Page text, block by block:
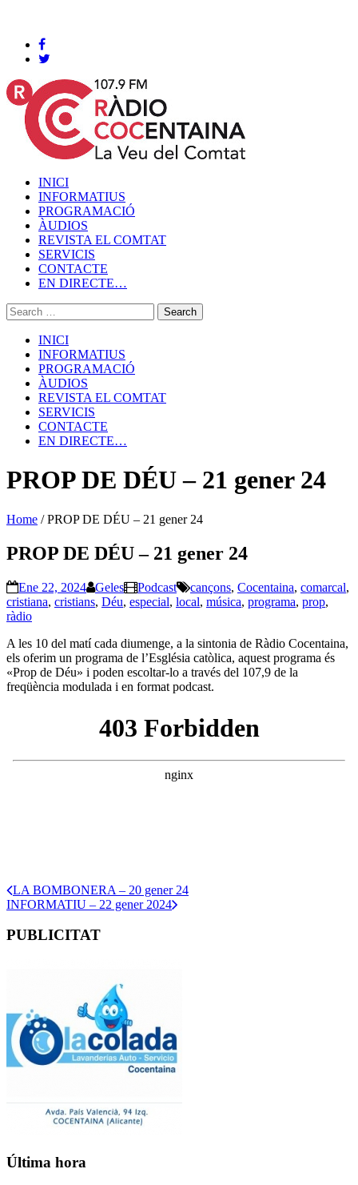
INICI
INFORMATIUS
PROGRAMACIÓ
ÀUDIOS
REVISTA EL COMTAT
SERVICIS
CONTACTE
EN DIRECTE…
INICI
INFORMATIUS
PROGRAMACIÓ
ÀUDIOS
REVISTA EL COMTAT
SERVICIS
CONTACTE
EN DIRECTE…
PROP DE DÉU – 21 gener 24
Home /PROP DE DÉU – 21 gener 24
PROP DE DÉU – 21 gener 24
Ene 22, 2024 Geles Podcast cançons, Cocentaina, comarcal,
cristiana, cristians, Déu, especial, local, música, programa, prop,
ràdio
A les 10 del matí cada diumenge, a la sintonia de Ràdio Cocentaina,
els oferim un programa de l’Església catòlica, aquest programa és
«Prop de Déu» i poden escoltar-lo a través del 107,9 de la
freqüència modulada i en format podcast.
LA BOMBONERA – 20 gener 24
INFORMATIU – 22 gener 2024
PUBLICITAT
Última hora